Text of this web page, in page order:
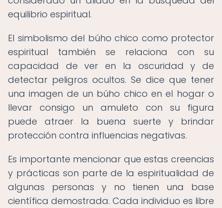
equilibrio espiritual.
El simbolismo del búho chico como protector
espiritual también se relaciona con su
capacidad de ver en la oscuridad y de
detectar peligros ocultos. Se dice que tener
una imagen de un búho chico en el hogar o
llevar consigo un amuleto con su figura
puede atraer la buena suerte y brindar
protección contra influencias negativas.
Es importante mencionar que estas creencias
y prácticas son parte de la espiritualidad de
algunas personas y no tienen una base
científica demostrada. Cada individuo es libre